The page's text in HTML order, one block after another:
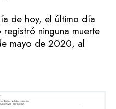
de hoy, el último día
ninguna muerte
mayo de 2020, al